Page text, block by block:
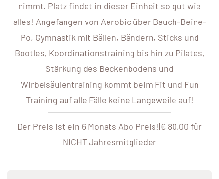
nimmt. Platz findet in dieser Einheit so gut wie
alles! Angefangen von Aerobic über Bauch-Beine-
Po, Gymnastik mit Bällen, Bändern, Sticks und
Bootles, Koordinationstraining bis hin zu Pilates,
Stärkung des Beckenbodens und
Wirbelsäulentraining kommt beim Fit und Fun
Training auf alle Fälle keine Langeweile auf!
Der Preis ist ein 6 Monats Abo Preis!|€ 80,00 für
NICHT Jahresmitglieder